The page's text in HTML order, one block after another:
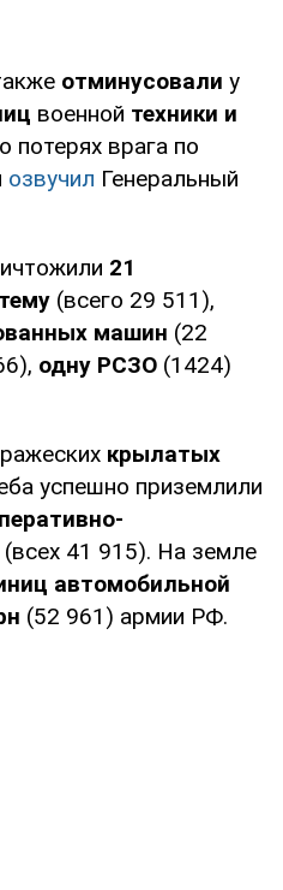
отминусовали у
военной техники и
потерях врага по
озвучил Генеральный
21
(всего 29 511),
машин (22
одну РСЗО (1424)
крылатых
успешно приземлили
(всех 41 915). На земле
автомобильной
(52 961) армии РФ.